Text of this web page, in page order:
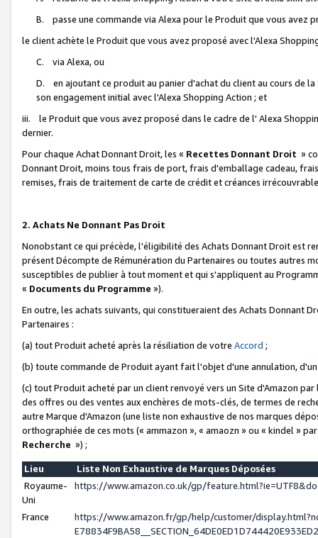
B. passe une commande via Alexa pour le Produit que vous avez
le client achète le Produit que vous avez proposé avec l'Alexa
C. via Alexa, ou
D. en ajoutant ce produit au panier d'achat du client au cours de
son engagement initial avec l'Alexa Shopping Action ; et
iii. le Produit que vous avez proposé dans le cadre de l' Alexa
dernier.
Pour chaque Achat Donnant Droit, les « Recettes Donnant Droit »
Donnant Droit, moins tous frais de port, frais d'emballage cadeau,
remises, frais de traitement de carte de crédit et créances
2. Achats Ne Donnant Pas Droit
Nonobstant ce qui précède, l'éligibilité des Achats Donnant Droit est
présent Décompte de Rémunération du Partenaires ou toutes autres
susceptibles de publier à tout moment et qui s'appliquent au
« Documents du Programme »).
En outre, les achats suivants, qui constitueraient des Achats Donnant
Partenaires :
(a) tout Produit acheté après la résiliation de votre Accord ;
(b) toute commande de Produit ayant fait l'objet d'une annulation,
(c) tout Produit acheté par un client renvoyé vers un Site d'Amazon
des offres ou des ventes aux enchères de mots-clés, de termes de
autre Marque d'Amazon (une liste non exhaustive de nos marques
orthographiée de ces mots (« ammazon », « amaozn » ou « kindel »
Recherche ») ;
Lieu
Liste Non Exhaustive de Marques Déposées
Royaume-
Uni
https://www.amazon.co.uk/gp/
France
https://www.amazon.fr/gp/help/customer/